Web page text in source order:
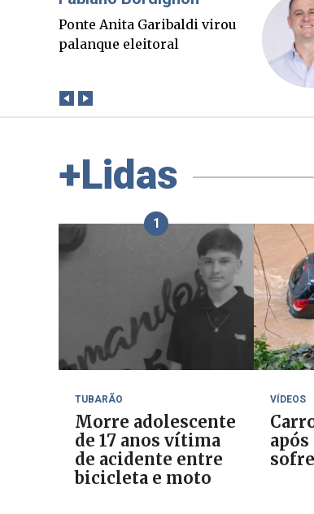
O Boato corre mais rápido
que a verdade. Mas quem
+Lidas
1
TUBARÃO
Morre adolescente
de 17 anos vítima
de acidente entre
bicicleta e moto
VÍDEOS